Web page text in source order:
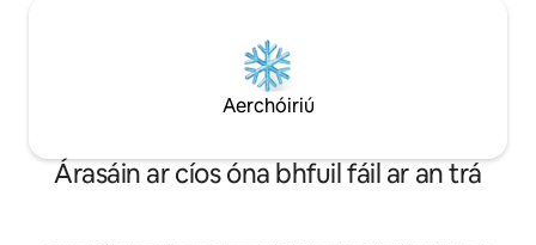
Aerchóiriú
Árasáin ar cíos óna bhfuil fáil ar an trá